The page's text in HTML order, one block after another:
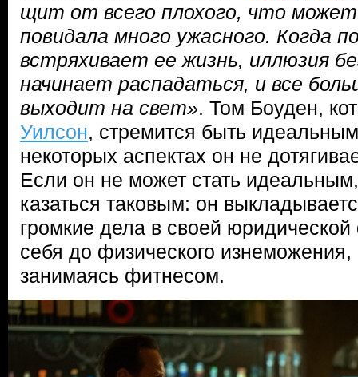
щит от всего плохого, что
повидала много ужасного. Когда
встряхивает ее жизнь, иллюзия
начинает распадаться, и все
выходит на свет». Том Боуден,
Уилсон, стремится быть
некоторых аспектах он не
Если он не может стать
казаться таковым: он
громкие дела в своей
себя до физического
занимаясь фитнесом.